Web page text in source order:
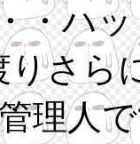
ハッ
りさら
理人